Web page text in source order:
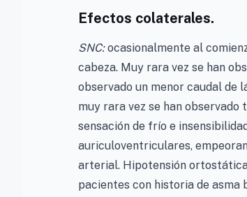
Efectos colaterales.
SNC:ocasionalmente al
cabeza. Muy rara vez se han
observado un menor caudal de
muy rara vez se han observado
sensación de frío e
auriculoventriculares,
arterial. Hipotensión
pacientes con historia de